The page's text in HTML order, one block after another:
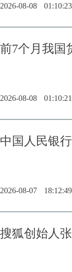
2026-08-08 01:10:23
前7个月我国
2026-08-08 01:10:21
中国人民银
2026-08-07 18:12:49
搜狐创始人